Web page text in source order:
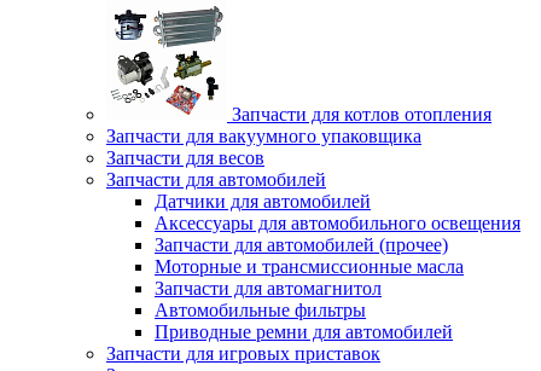
Запчасти для котлов отопления
Запчасти для вакуумного упаковщика
Запчасти для весов
Запчасти для автомобилей
Датчики для автомобилей
Аксессуары для автомобильного освещения
Запчасти для автомобилей (прочее)
Моторные и трансмиссионные масла
Запчасти для автомагнитол
Автомобильные фильтры
Приводные ремни для автомобилей
Запчасти для игровых приставок